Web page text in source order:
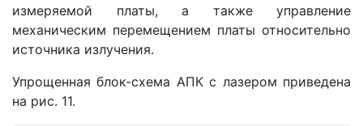
измеряемой платы, а также управление
механическим перемещением платы относительно
источника излучения.
Упрощенная блок-схема АПК с лазером приведена
на рис. 11.